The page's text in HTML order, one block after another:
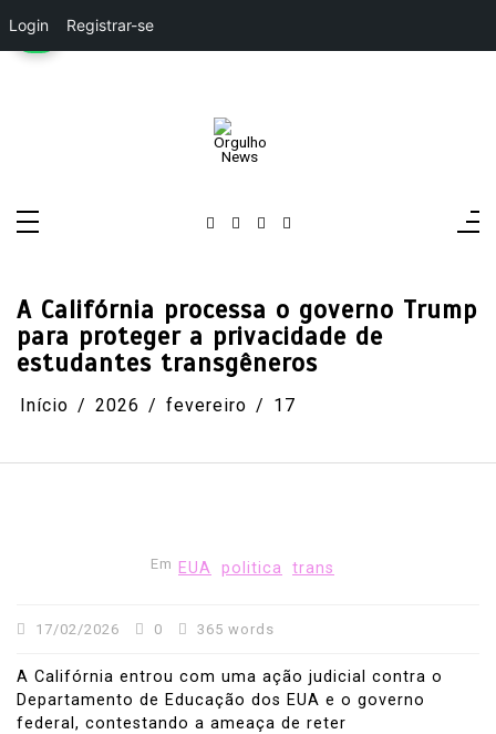
Login Registrar-se
Pular
Orgulho News
A Califórnia processa o governo Trump
para proteger a privacidade de
estudantes transgêneros
Início 2026 fevereiro 17
Em EUA politica trans
17/02/2026 0 365 words
A Califórnia entrou com uma ação judicial contra o
Departamento de Educação dos EUA e o governo
federal, contestando a ameaça de reter